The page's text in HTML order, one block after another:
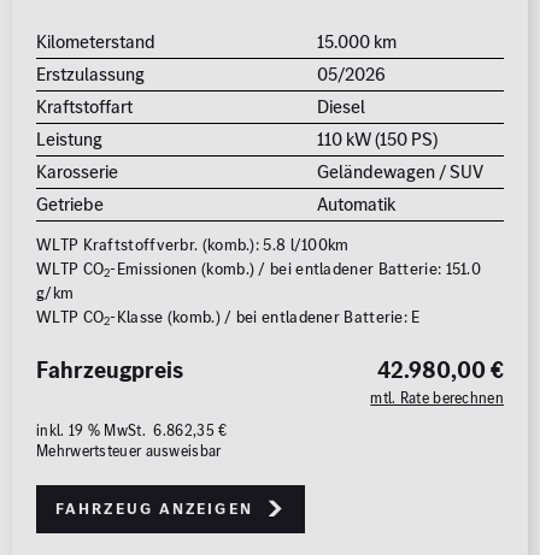
Kilometerstand
15.000 km
Erstzulassung
05/2026
Kraftstoffart
Diesel
Leistung
110 kW (150 PS)
Karosserie
Geländewagen / SUV
Getriebe
Automatik
WLTP Kraftstoffverbr. (komb.): 5.8 l/100km
WLTP CO2-Emissionen (komb.) / bei entladener Batterie: 151.0
g/km
WLTP CO2-Klasse (komb.) / bei entladener Batterie: E
42.980,00 €
mtl. Rate berechnen
Fahrzeugpreis
inkl. 19 % MwSt. 6.862,35 €
Mehrwertsteuer ausweisbar
Fahrzeug anzeigen